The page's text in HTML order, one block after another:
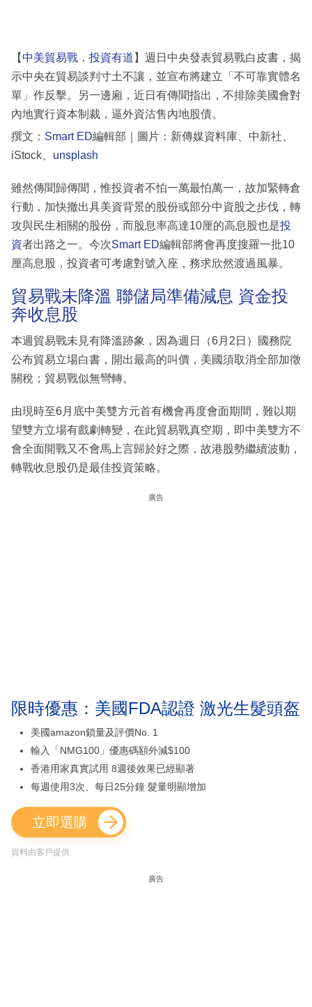
區
【中美貿易戰 ． 投資有道 】週日中央發表貿易戰白皮書，揭
示中央在貿易談判寸土不讓，並宣布將建立「不可靠實體名
單」作反擊。另一邊廂，近日有傳聞指出，不排除美國會對
內地實行資本制裁，逼外資沽售內地股債。
撰文： Smart ED編輯部｜圖片：新傳媒資料庫、中新社、
iStock、 unsplash
雖然傳聞歸傳聞，惟投資者不怕一萬最怕萬一，故加緊轉倉
行動，加快撤出具美資背景的股份或部分中資股之步伐，轉
攻與民生相關的股份，而股息率高達10厘的高息股也是投
資者出路之一。今次Smart ED編輯部將會再度搜羅一批10
厘高息股，投資者可考慮對號入座，務求欣然渡過風暴。
貿易戰未降溫 聯儲局準備減息 資金投
奔收息股
本週貿易戰未見有降溫跡象，因為週日（6月2日）國務院
公布貿易立場白書，開出最高的叫價，美國須取消全部加徵
關稅；貿易戰似無彎轉。
由現時至6月底中美雙方元首有機會再度會面期間，難以期
望雙方立場有戲劇轉變，在此貿易戰真空期，即中美雙方不
會全面開戰又不會馬上言歸於好之際，故港股勢繼續波動，
轉戰收息股仍是最佳投資策略。
廣告
限時優惠：美國FDA認證 激光生髮頭盔
美國amazon鎖量及評價No. 1
輸入「NMG100」優惠碼額外減$100
香港用家真實試用 8週後效果已經顯著
每週使用3次、每日25分鐘 髮量明顯增加
立即選購
資料由客戶提供
廣告